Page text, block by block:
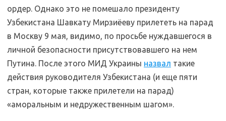
ордер. Однако это не помешало президенту
Узбекистана Шавкату Мирзиёеву прилететь на парад
в Москву 9 мая, видимо, по просьбе нуждавшегося в
личной безопасности присутствовавшего на нем
Путина. После этого МИД Украины назвал такие
действия руководителя Узбекистана (и еще пяти
стран, которые также прилетели на парад)
«аморальным и недружественным шагом».